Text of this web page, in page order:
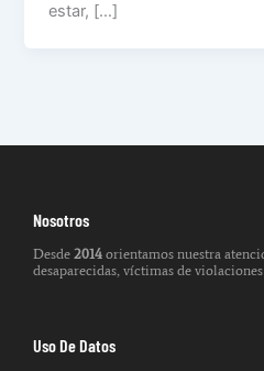
estar, […]
Nosotros
Desde 2014orientamos nuestra
desaparecidas, víctimas de
Uso De Datos